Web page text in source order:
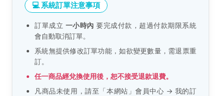
💻 系統訂單注意事項
訂單成立 一小時內 要完成付款，超過付款期限系統
會自動取消訂單。
系統無提供修改訂單功能，如欲變更數量，需退票重
訂。
任一商品經兌換使用後，恕不接受退款退費。
凡商品未使用，請至「本網站」會員中心 → 我的訂